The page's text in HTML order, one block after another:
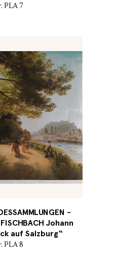
PLA 7
-
Johann
auf Salzburg“
PLA 8